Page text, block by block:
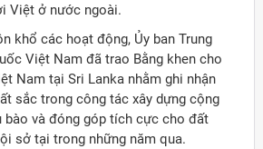
Việt ở nước ngoài.
khổ các hoạt động, Ủy ban Trung
Việt Nam đã trao Bằng khen cho
Nam tại Sri Lanka nhằm ghi nhận
sắc trong công tác xây dựng cộng
bào và đóng góp tích cực cho đất
sở tại trong những năm qua.